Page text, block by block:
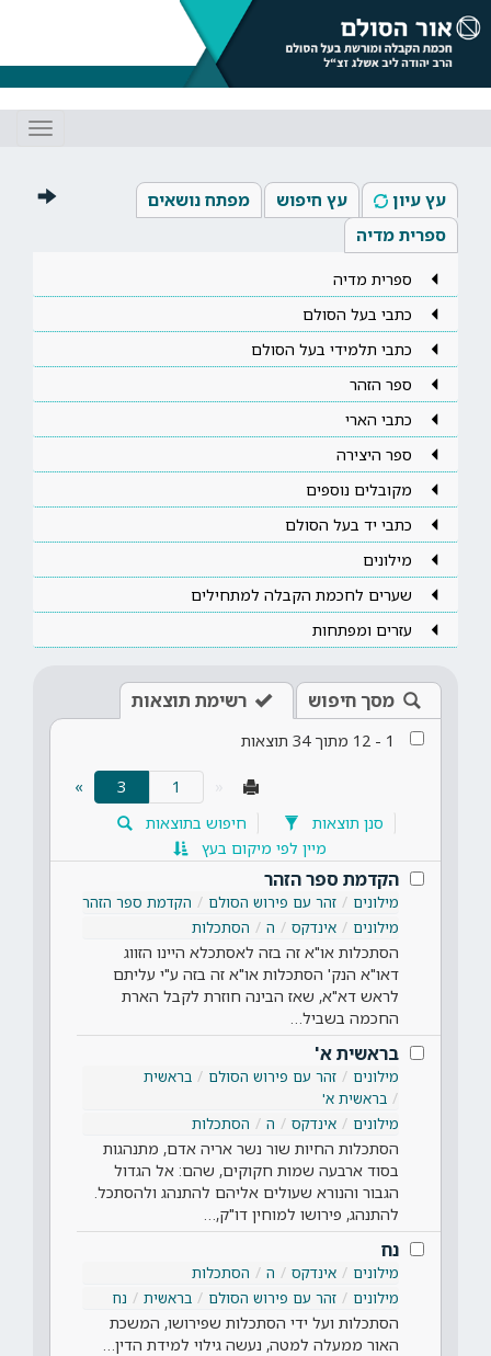
עץ עיון עץ חיפוש
מפתח נושאים
ספרית מדיה
ספרית מדיה
כתבי בעל הסולם
כתבי תלמידי בעל הסולם
ספר הזהר
כתבי הארי
ספר היצירה
מקובלים נוספים
כתבי יד בעל הסולם
מילונים
שערים לחכמת הקבלה למתחילים
עזרים ומפתחות
מסך חיפוש רשימת תוצאות
1
-
12 מתוך34 תוצאות
3
(current)
»
סנן תוצאות
חיפוש בתוצאות
מיין לפי מיקום בעץ
הקדמת ספר הזהר
מילונים זהר עם פירוש הסולם
הקדמת ספר הזהר
מילונים
אינדקס ה הסתכלות
הסתכלות או"א זה בזה לאסתכלא היינו הזווג
דאו"א הנק' הסתכלות או"א זה בזה ע"י עליתם
לראש דא"א, שאז הבינה חוזרת לקבל הארת
החכמה בשביל…
בראשית א'
מילונים זהר עם פירוש הסולם
בראשית
בראשית א'
מילונים
אינדקס ה הסתכלות
הסתכלות החיות שור נשר אריה אדם, מתנהגות
בסוד ארבעה שמות חקוקים, שהם: אל הגדול
הגבור והנורא שעולים אליהם להתנהג ולהסתכל.
להתנהג, פירושו למוחין דו"ק,…
נח
מילונים אינדקס ה
הסתכלות
מילונים
זהר עם פירוש הסולם בראשית נח
הסתכלות ועל ידי הסתכלות שפירושו, המשכת
האור ממעלה למטה, נעשה גילוי למידת הדין…